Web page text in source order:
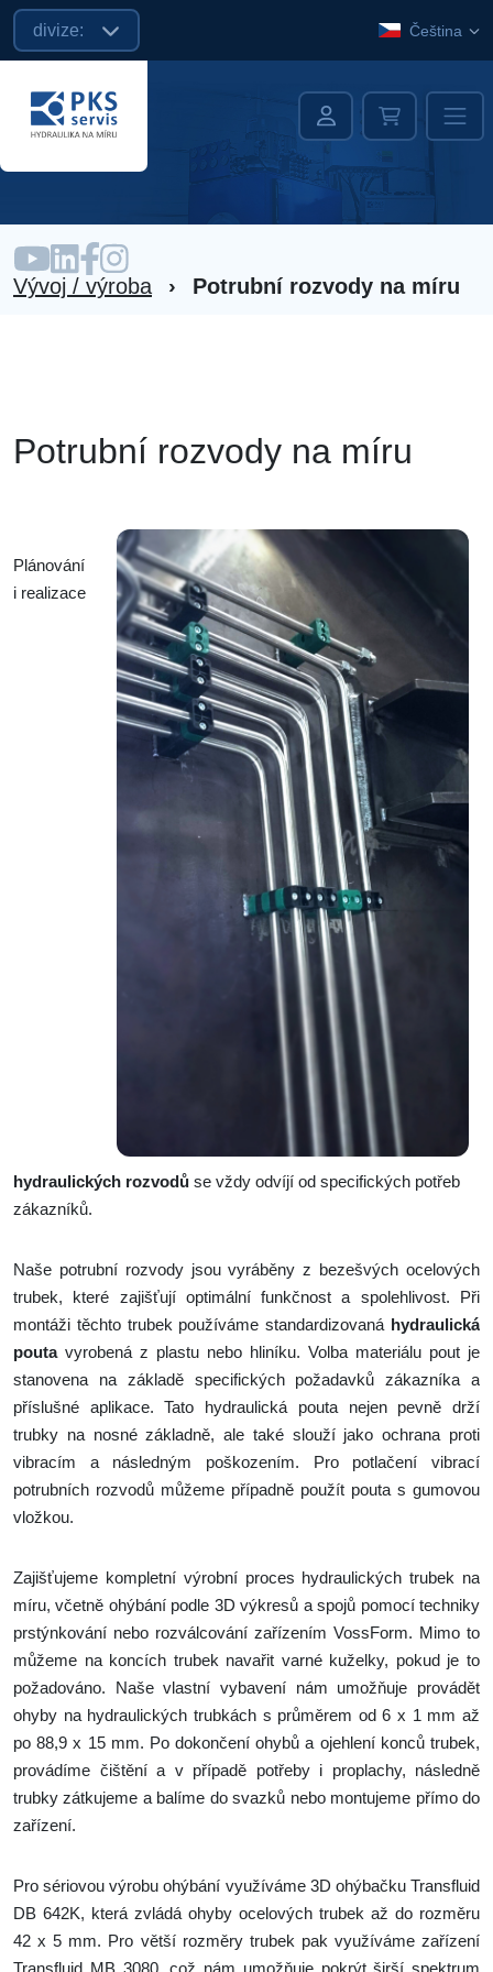
divize: Čeština
Vývoj / výroba › Potrubní rozvody na míru
Potrubní rozvody na míru
Plánování
i realizace
hydraulických rozvodů se vždy odvíjí od specifických potřeb
zákazníků.
Naše potrubní rozvody jsou vyráběny z bezešvých ocelových
trubek, které zajišťují optimální funkčnost a spolehlivost. Při
montáži těchto trubek používáme standardizovaná hydraulická
poutavyrobená z plastu nebo hliníku. Volba materiálu pout je
stanovena na základě specifických požadavků zákazníka a
příslušné aplikace. Tato hydraulická pouta nejen pevně drží
trubky na nosné základně, ale také slouží jako ochrana proti
vibracím a následným poškozením. Pro potlačení vibrací
potrubních rozvodů můžeme případně použít pouta s gumovou
vložkou.
Zajišťujeme kompletní výrobní proces hydraulických trubek na
míru, včetně ohýbání podle 3D výkresů a spojů pomocí techniky
prstýnkování nebo rozválcování zařízením VossForm. Mimo to
můžeme na koncích trubek navařit varné kuželky, pokud je to
požadováno. Naše vlastní vybavení nám umožňuje provádět
ohyby na hydraulických trubkách s průměrem od 6 x 1 mm až
po 88,9 x 15 mm. Po dokončení ohybů a ojehlení konců trubek,
provádíme čištění a v případě potřeby i proplachy, následně
trubky zátkujeme a balíme do svazků nebo montujeme přímo do
zařízení.
Pro sériovou výrobu ohýbání využíváme 3D ohýbačku Transfluid
DB 642K, která zvládá ohyby ocelových trubek až do rozměru
42 x 5 mm. Pro větší rozměry trubek pak využíváme zařízení
Transfluid MB 3080, což nám umožňuje pokrýt širší spektrum